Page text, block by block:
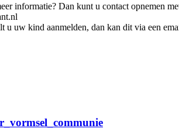
informatie? Dan kunt u contact opnemen
u uw kind aanmelden, dan kan dit via een